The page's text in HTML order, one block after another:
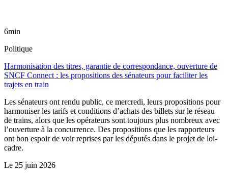
6min
Politique
Harmonisation des titres, garantie de correspondance, ouverture de
SNCF Connect : les propositions des sénateurs pour faciliter les
trajets en train
Les sénateurs ont rendu public, ce mercredi, leurs propositions pour
harmoniser les tarifs et conditions d’achats des billets sur le réseau
de trains, alors que les opérateurs sont toujours plus nombreux avec
l’ouverture à la concurrence. Des propositions que les rapporteurs
ont bon espoir de voir reprises par les députés dans le projet de loi-
cadre.
Le 25 juin 2026